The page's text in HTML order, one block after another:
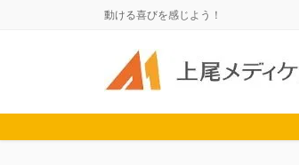
に
移
ョ
ン
動ける喜びを感じよう！